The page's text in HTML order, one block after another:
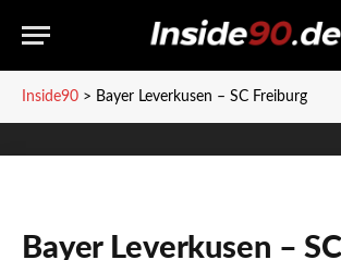
Inside90 > Bayer Leverkusen – SC Freiburg
Bayer Leverkusen – SC